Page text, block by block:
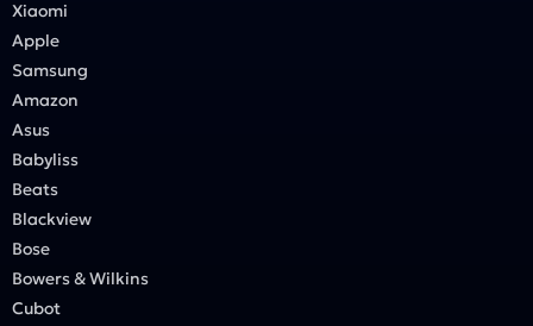
Xiaomi
Apple
Samsung
Amazon
Asus
Babyliss
Beats
Blackview
Bose
Bowers & Wilkins
Cubot